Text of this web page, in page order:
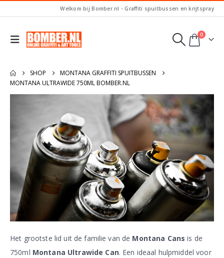
Welkom bij Bomber.nl - Graffiti spuitbussen en krijtspray
0
SHOP
MONTANA GRAFFITI SPUITBUSSEN
MONTANA ULTRAWIDE 750ML BOMBER.NL
Het grootste lid uit de familie van de Montana Cans is de
750ml Montana Ultrawide Can. Een ideaal hulpmiddel voor